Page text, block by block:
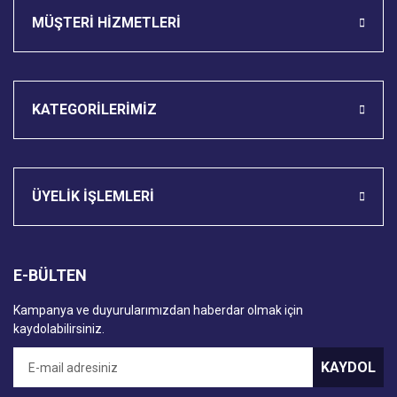
MÜŞTERİ HİZMETLERİ
KATEGORİLERİMİZ
ÜYELİK İŞLEMLERİ
E-BÜLTEN
Kampanya ve duyurularımızdan haberdar olmak için
kaydolabilirsiniz.
KAYDOL